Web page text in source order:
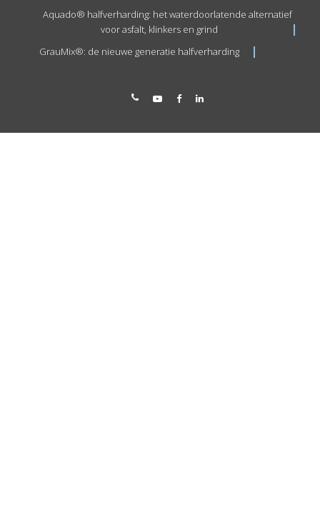
Aquado® halfverharding: het waterdoorlatende alternatief
voor asfalt, klinkers en grind
GrauMix®: de nieuwe generatie halfverharding